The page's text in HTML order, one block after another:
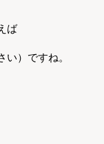
ば
）ですね。